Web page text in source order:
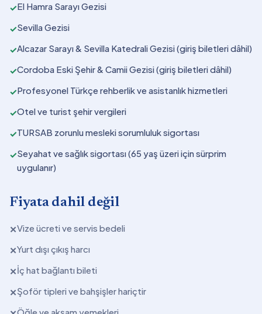
✓El Hamra Sarayı Gezisi
✓Sevilla Gezisi
✓Alcazar Sarayı & Sevilla Katedrali Gezisi (giriş biletleri dâhil)
✓Cordoba Eski Şehir & Camii Gezisi (giriş biletleri dâhil)
✓Profesyonel Türkçe rehberlik ve asistanlık hizmetleri
✓Otel ve turist şehir vergileri
✓TURSAB zorunlu mesleki sorumluluk sigortası
✓Seyahat ve sağlık sigortası (65 yaş üzeri için sürprim
uygulanır)
Fiyata dahil değil
✕Vize ücreti ve servis bedeli
✕Yurt dışı çıkış harcı
✕İç hat bağlantı bileti
✕Şoför tipleri ve bahşişler hariçtir